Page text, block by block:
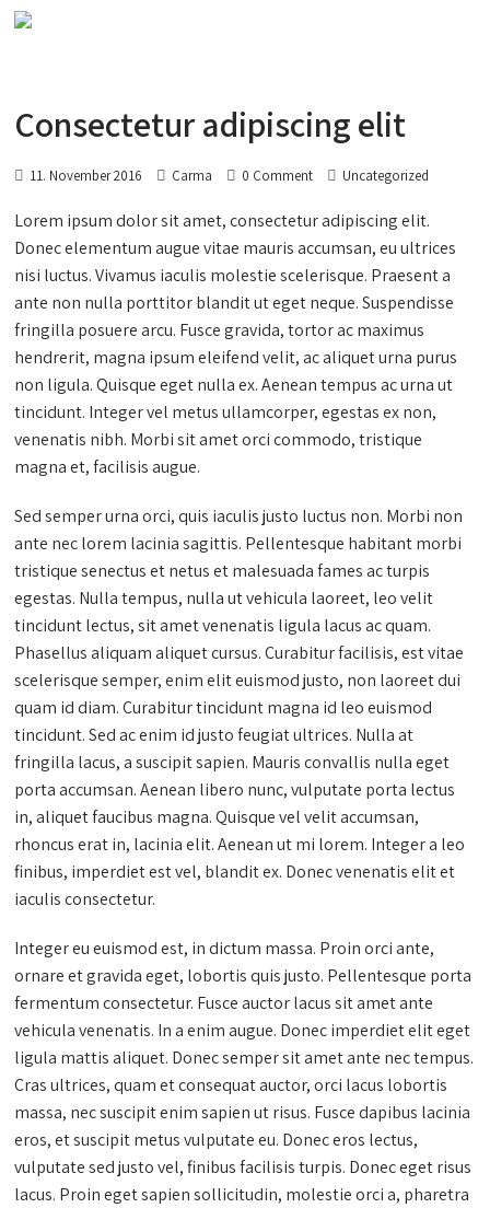
Consectetur adipiscing elit
11. November 2016 Carma 0 Comment Uncategorized
Lorem ipsum dolor sit amet, consectetur adipiscing elit.
Donec elementum augue vitae mauris accumsan, eu ultrices
nisi luctus. Vivamus iaculis molestie scelerisque. Praesent a
ante non nulla porttitor blandit ut eget neque. Suspendisse
fringilla posuere arcu. Fusce gravida, tortor ac maximus
hendrerit, magna ipsum eleifend velit, ac aliquet urna purus
non ligula. Quisque eget nulla ex. Aenean tempus ac urna ut
tincidunt. Integer vel metus ullamcorper, egestas ex non,
venenatis nibh. Morbi sit amet orci commodo, tristique
magna et, facilisis augue.
Sed semper urna orci, quis iaculis justo luctus non. Morbi non
ante nec lorem lacinia sagittis. Pellentesque habitant morbi
tristique senectus et netus et malesuada fames ac turpis
egestas. Nulla tempus, nulla ut vehicula laoreet, leo velit
tincidunt lectus, sit amet venenatis ligula lacus ac quam.
Phasellus aliquam aliquet cursus. Curabitur facilisis, est vitae
scelerisque semper, enim elit euismod justo, non laoreet dui
quam id diam. Curabitur tincidunt magna id leo euismod
tincidunt. Sed ac enim id justo feugiat ultrices. Nulla at
fringilla lacus, a suscipit sapien. Mauris convallis nulla eget
porta accumsan. Aenean libero nunc, vulputate porta lectus
in, aliquet faucibus magna. Quisque vel velit accumsan,
rhoncus erat in, lacinia elit. Aenean ut mi lorem. Integer a leo
finibus, imperdiet est vel, blandit ex. Donec venenatis elit et
iaculis consectetur.
Integer eu euismod est, in dictum massa. Proin orci ante,
ornare et gravida eget, lobortis quis justo. Pellentesque porta
fermentum consectetur. Fusce auctor lacus sit amet ante
vehicula venenatis. In a enim augue. Donec imperdiet elit eget
ligula mattis aliquet. Donec semper sit amet ante nec tempus.
Cras ultrices, quam et consequat auctor, orci lacus lobortis
massa, nec suscipit enim sapien ut risus. Fusce dapibus lacinia
eros, et suscipit metus vulputate eu. Donec eros lectus,
vulputate sed justo vel, finibus facilisis turpis. Donec eget risus
lacus. Proin eget sapien sollicitudin, molestie orci a, pharetra